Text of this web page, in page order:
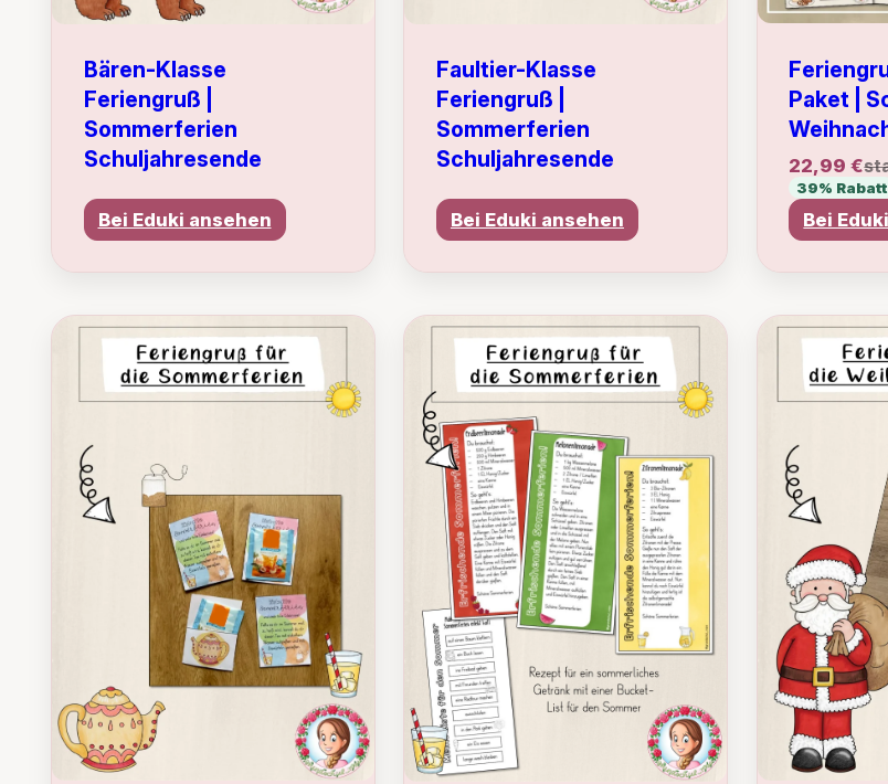
Bären-Klasse
Feriengruß |
Sommerferien
Schuljahresende
Bei Eduki ansehen
Faultier-Klasse
Feriengruß |
Sommerferien
Schuljahresende
Bei Eduki ansehen
Paket |
22,99 €
39% Rabatt
Bei